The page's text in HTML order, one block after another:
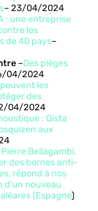
– 23/04/2024
: une entreprise
les
de 40 pays–
–Des pièges
04/2024
les
des
04/2024
: Qista
aux
Pierre Bellagambi,
des bornes anti-
répond à nos
d’un nouveau
(Espagne)